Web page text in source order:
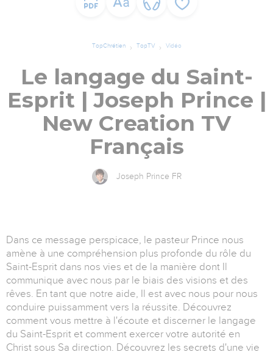
TopChrétien TopTV Vidéo
Le langage du Saint-
Esprit | Joseph Prince |
New Creation TV
Français
Joseph Prince FR
Dans ce message perspicace, le pasteur Prince nous
amène à une compréhension plus profonde du rôle du
Saint-Esprit dans nos vies et de la manière dont Il
communique avec nous par le biais des visions et des
rêves. En tant que notre aide, Il est avec nous pour nous
conduire puissamment vers la réussite. Découvrez
comment vous mettre à l'écoute et discerner le langage
du Saint-Esprit et comment exercer votre autorité en
Christ sous Sa direction. Découvrez les secrets d'une vie